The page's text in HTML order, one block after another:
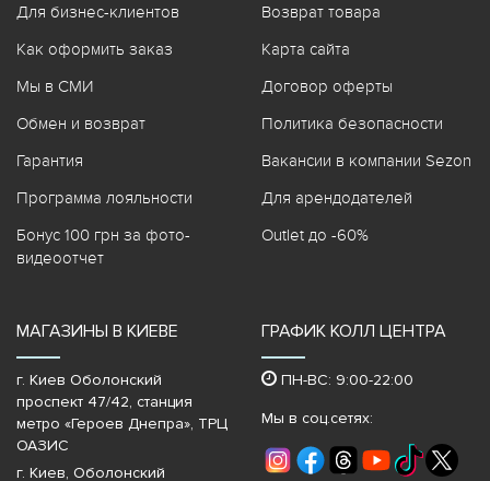
Для бизнес-клиентов
Как оформить заказ
Мы в СМИ
Обмен и возврат
Гарантия
Программа лояльности
Бонус 100 грн за фото-
видеоотчет
Возврат товара
Карта сайта
Договор оферты
Политика безопасности
Вакансии в компании Sezon
Для арендодателей
Outlet до -60%
МАГАЗИНЫ В КИЕВЕ
г. Киев Оболонский
проспект 47/42, станция
метро «Героев Днепра»‎, ТРЦ
ОАЗИС
г. Киев, Оболонский
ГРАФИК КОЛЛ ЦЕНТРА
ПН-ВС: 9:00-22:00
Мы в соц.сетях: